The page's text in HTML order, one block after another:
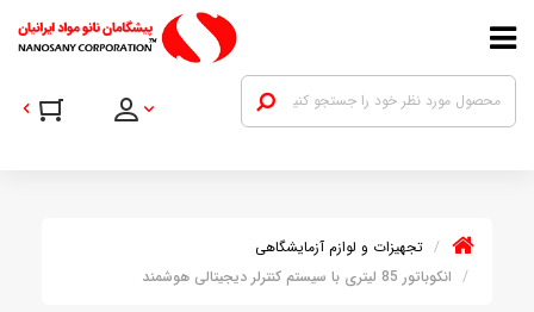
تجهیزات و لوازم آزمایشگاهی
انکوباتور 85 لیتری با سیستم کنترلر دیجیتالی هوشمند